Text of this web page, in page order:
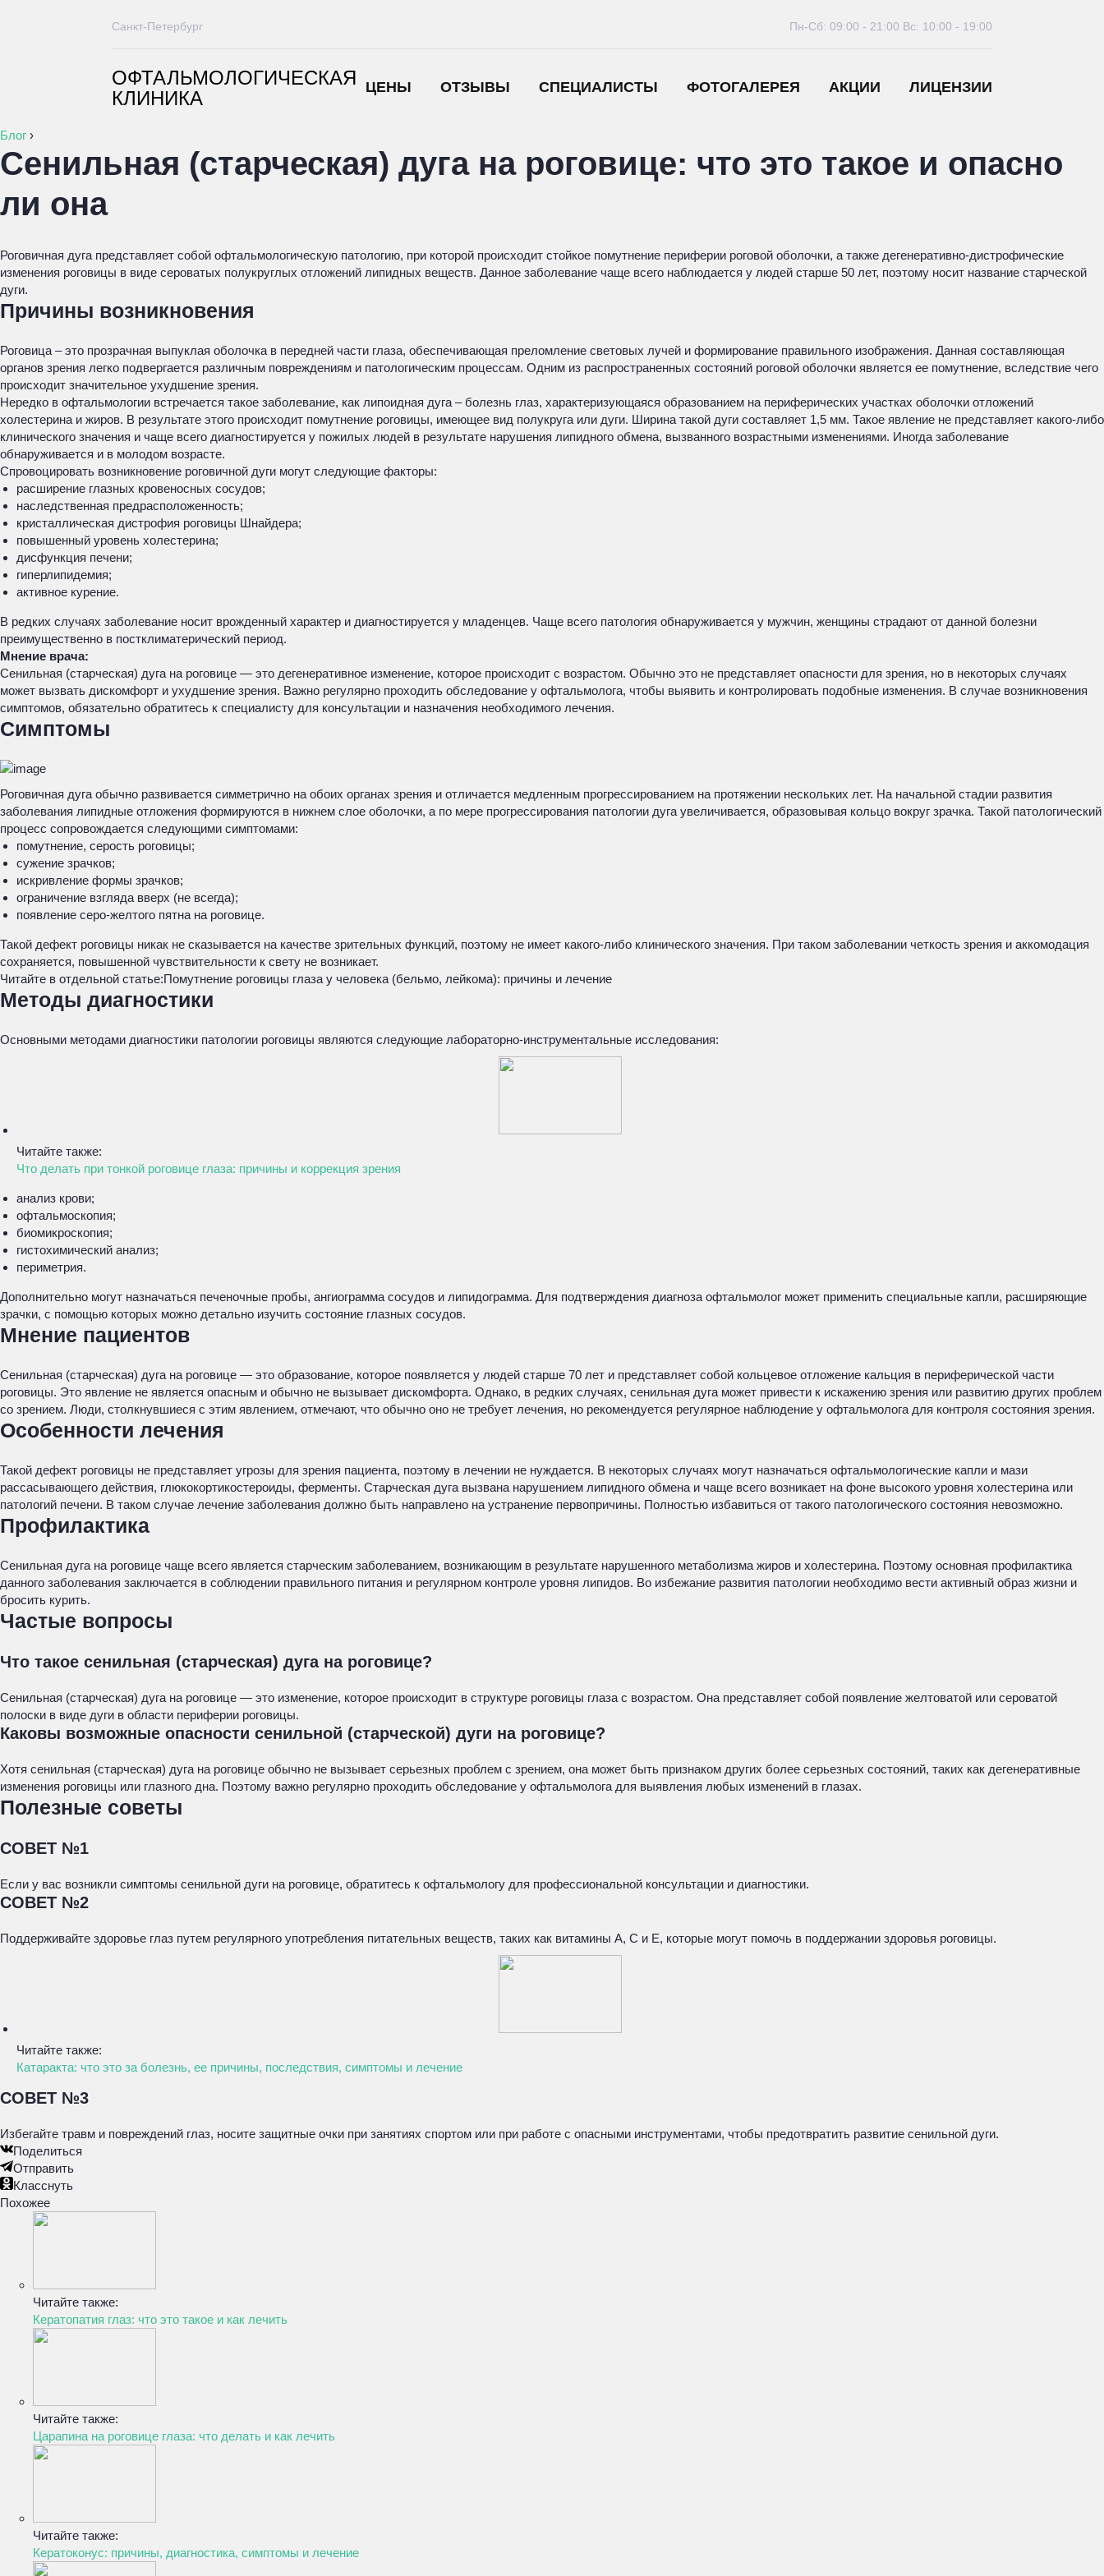
ОФТАЛЬМОЛОГИЧЕСКАЯ
КЛИНИКА
ЦЕНЫ ОТЗЫВЫ СПЕЦИАЛИСТЫ ФОТОГАЛЕРЕЯ АКЦИИ ЛИЦЕНЗИИ
Санкт-Петербург Пн-Сб: 09:00 - 21:00 Вс: 10:00 - 19:00
Блог ›
Сенильная (старческая) дуга на роговице: что это такое и опасно
ли она
Роговичная дуга представляет собой офтальмологическую патологию, при которой происходит стойкое помутнение периферии роговой оболочки, а также дегенеративно-дистрофические
изменения роговицы в виде сероватых полукруглых отложений липидных веществ. Данное заболевание чаще всего наблюдается у людей старше 50 лет, поэтому носит название старческой
дуги.
Причины возникновения
Роговица – это прозрачная выпуклая оболочка в передней части глаза, обеспечивающая преломление световых лучей и формирование правильного изображения. Данная составляющая
органов зрения легко подвергается различным повреждениям и патологическим процессам. Одним из распространенных состояний роговой оболочки является ее помутнение, вследствие чего
происходит значительное ухудшение зрения.
Нередко в офтальмологии встречается такое заболевание, как липоидная дуга – болезнь глаз, характеризующаяся образованием на периферических участках оболочки отложений
холестерина и жиров. В результате этого происходит помутнение роговицы, имеющее вид полукруга или дуги. Ширина такой дуги составляет 1,5 мм. Такое явление не представляет какого-либо
клинического значения и чаще всего диагностируется у пожилых людей в результате нарушения липидного обмена, вызванного возрастными изменениями. Иногда заболевание
обнаруживается и в молодом возрасте.
Спровоцировать возникновение роговичной дуги могут следующие факторы:
расширение глазных кровеносных сосудов;
наследственная предрасположенность;
кристаллическая дистрофия роговицы Шнайдера;
повышенный уровень холестерина;
дисфункция печени;
гиперлипидемия;
активное курение.
В редких случаях заболевание носит врожденный характер и диагностируется у младенцев. Чаще всего патология обнаруживается у мужчин, женщины страдают от данной болезни
преимущественно в постклиматерический период.
Мнение врача:
Сенильная (старческая) дуга на роговице — это дегенеративное изменение, которое происходит с возрастом. Обычно это не представляет опасности для зрения, но в некоторых случаях
может вызвать дискомфорт и ухудшение зрения. Важно регулярно проходить обследование у офтальмолога, чтобы выявить и контролировать подобные изменения. В случае возникновения
симптомов, обязательно обратитесь к специалисту для консультации и назначения необходимого лечения.
Симптомы
Роговичная дуга обычно развивается симметрично на обоих органах зрения и отличается медленным прогрессированием на протяжении нескольких лет. На начальной стадии развития
заболевания липидные отложения формируются в нижнем слое оболочки, а по мере прогрессирования патологии дуга увеличивается, образовывая кольцо вокруг зрачка. Такой патологический
процесс сопровождается следующими симптомами:
помутнение, серость роговицы;
сужение зрачков;
искривление формы зрачков;
ограничение взгляда вверх (не всегда);
появление серо-желтого пятна на роговице.
Такой дефект роговицы никак не сказывается на качестве зрительных функций, поэтому не имеет какого-либо клинического значения. При таком заболевании четкость зрения и аккомодация
сохраняется, повышенной чувствительности к свету не возникает.
Читайте в отдельной статье:Помутнение роговицы глаза у человека (бельмо, лейкома): причины и лечение
Методы диагностики
Основными методами диагностики патологии роговицы являются следующие лабораторно-инструментальные исследования:
Читайте также:
Что делать при тонкой роговице глаза: причины и коррекция зрения
анализ крови;
офтальмоскопия;
биомикроскопия;
гистохимический анализ;
периметрия.
Дополнительно могут назначаться печеночные пробы, ангиограмма сосудов и липидограмма. Для подтверждения диагноза офтальмолог может применить специальные капли, расширяющие
зрачки, с помощью которых можно детально изучить состояние глазных сосудов.
Мнение пациентов
Сенильная (старческая) дуга на роговице — это образование, которое появляется у людей старше 70 лет и представляет собой кольцевое отложение кальция в периферической части
роговицы. Это явление не является опасным и обычно не вызывает дискомфорта. Однако, в редких случаях, сенильная дуга может привести к искажению зрения или развитию других проблем
со зрением. Люди, столкнувшиеся с этим явлением, отмечают, что обычно оно не требует лечения, но рекомендуется регулярное наблюдение у офтальмолога для контроля состояния зрения.
Особенности лечения
Такой дефект роговицы не представляет угрозы для зрения пациента, поэтому в лечении не нуждается. В некоторых случаях могут назначаться офтальмологические капли и мази
рассасывающего действия, глюкокортикостероиды, ферменты. Старческая дуга вызвана нарушением липидного обмена и чаще всего возникает на фоне высокого уровня холестерина или
патологий печени. В таком случае лечение заболевания должно быть направлено на устранение первопричины. Полностью избавиться от такого патологического состояния невозможно.
Профилактика
Сенильная дуга на роговице чаще всего является старческим заболеванием, возникающим в результате нарушенного метаболизма жиров и холестерина. Поэтому основная профилактика
данного заболевания заключается в соблюдении правильного питания и регулярном контроле уровня липидов. Во избежание развития патологии необходимо вести активный образ жизни и
бросить курить.
Частые вопросы
Что такое сенильная (старческая) дуга на роговице?
Сенильная (старческая) дуга на роговице — это изменение, которое происходит в структуре роговицы глаза с возрастом. Она представляет собой появление желтоватой или сероватой
полоски в виде дуги в области периферии роговицы.
Каковы возможные опасности сенильной (старческой) дуги на роговице?
Хотя сенильная (старческая) дуга на роговице обычно не вызывает серьезных проблем с зрением, она может быть признаком других более серьезных состояний, таких как дегенеративные
изменения роговицы или глазного дна. Поэтому важно регулярно проходить обследование у офтальмолога для выявления любых изменений в глазах.
Полезные советы
СОВЕТ №1
Если у вас возникли симптомы сенильной дуги на роговице, обратитесь к офтальмологу для профессиональной консультации и диагностики.
СОВЕТ №2
Поддерживайте здоровье глаз путем регулярного употребления питательных веществ, таких как витамины А, С и Е, которые могут помочь в поддержании здоровья роговицы.
Читайте также:
Катаракта: что это за болезнь, ее причины, последствия, симптомы и лечение
СОВЕТ №3
Избегайте травм и повреждений глаз, носите защитные очки при занятиях спортом или при работе с опасными инструментами, чтобы предотвратить развитие сенильной дуги.
Поделиться
Отправить
Класснуть
Похожее
Читайте также:
Кератопатия глаз: что это такое и как лечить
Читайте также:
Царапина на роговице глаза: что делать и как лечить
Читайте также:
Кератоконус: причины, диагностика, симптомы и лечение